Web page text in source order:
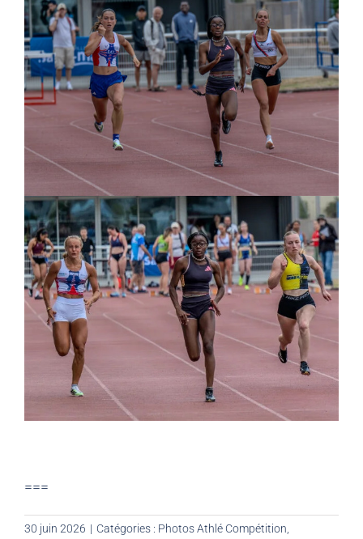
===
30 juin 2026 | Catégories : Photos Athlé Compétition,